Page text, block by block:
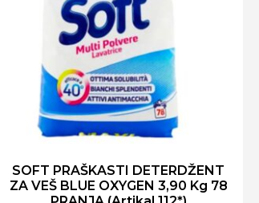
SOFT PRAŠKASTI DETERDŽENT
ZA VEŠ BLUE OXYGEN 3,90 Kg 78